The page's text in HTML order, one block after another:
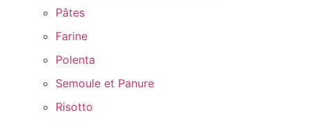
Pâtes
Farine
Polenta
Semoule et Panure
Risotto